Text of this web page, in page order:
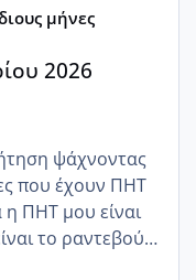
μήνες
2026
ψάχνοντας
που έχουν ΠΗΤ
η ΠΗΤ μου είναι
το ραντεβού
Έχω αρκετό